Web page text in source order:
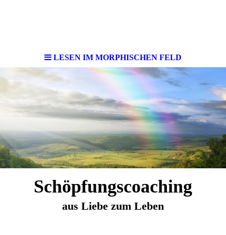
LESEN IM MORPHISCHEN FELD
Schöpfungscoaching
aus Liebe zum Leben